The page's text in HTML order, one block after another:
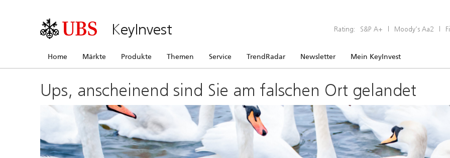
KeyInvest Rating: S&P A+ | Moody’s Aa2 |
Home Märkte Produkte Themen Service TrendRadar Newsletter Mein KeyInvest
Ups, anscheinend sind Sie am falschen Ort gelandet